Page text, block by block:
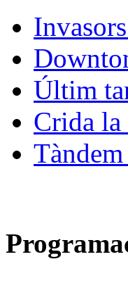
Últim
Crida la